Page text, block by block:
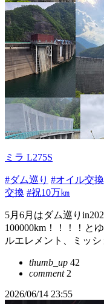
ミラ L275S
#ダム巡り #オイル交換
交換 #祝10万㎞
5月6月はダム巡り
100000km！！！！と
ルエレメント、ミッシ
thumb_up 42
comment2
2026/06/14 23:55